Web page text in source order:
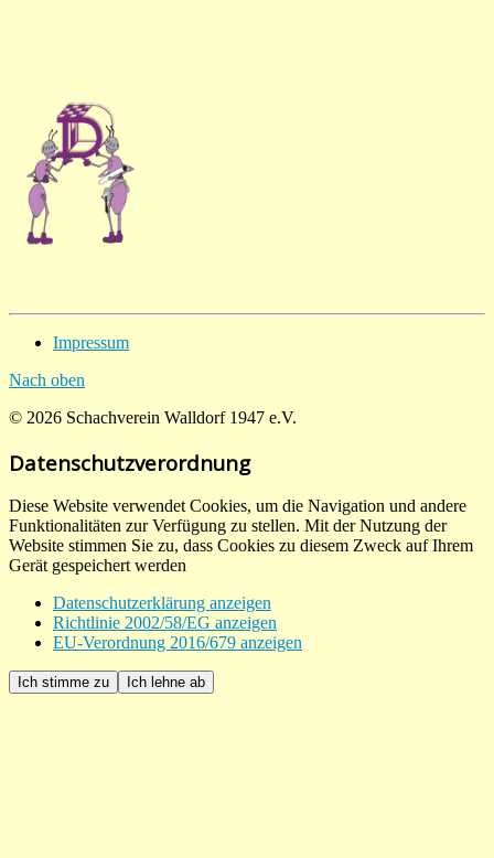
Impressum
Nach oben
© 2026 Schachverein Walldorf 1947 e.V.
Datenschutzverordnung
Diese Website verwendet Cookies, um die Navigation und andere
Funktionalitäten zur Verfügung zu stellen. Mit der Nutzung der
Website stimmen Sie zu, dass Cookies zu diesem Zweck auf Ihrem
Gerät gespeichert werden
Datenschutzerklärung anzeigen
Richtlinie 2002/58/EG anzeigen
EU-Verordnung 2016/679 anzeigen
Ich stimme zu Ich lehne ab